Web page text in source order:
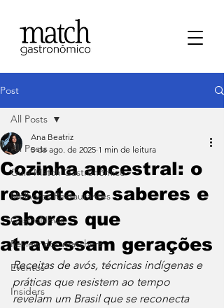
Post
All Posts
⁠Guia Match Gastronômico
Melhores Restaurantes
⁠GastroNews
Review dos matchers
Eventos
⁠Insiders
All Posts
Cozinha ancestral: o
resgate de saberes e
sabores que
atravessam gerações
Ana Beatriz
5 de ago. de 2025 1 min de leitura
Receitas de avós, técnicas indígenas e
práticas que resistem ao tempo
revelam um Brasil que se reconecta